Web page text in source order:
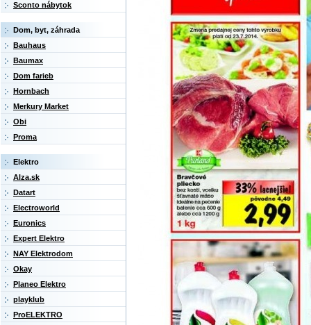
Sconto nábytok
Dom, byt, záhrada
Bauhaus
Baumax
Dom farieb
Hornbach
Merkury Market
Obi
Proma
Elektro
Alza.sk
Datart
Electroworld
Euronics
Expert Elektro
NAY Elektrodom
Okay
Planeo Elektro
playklub
ProELEKTRO